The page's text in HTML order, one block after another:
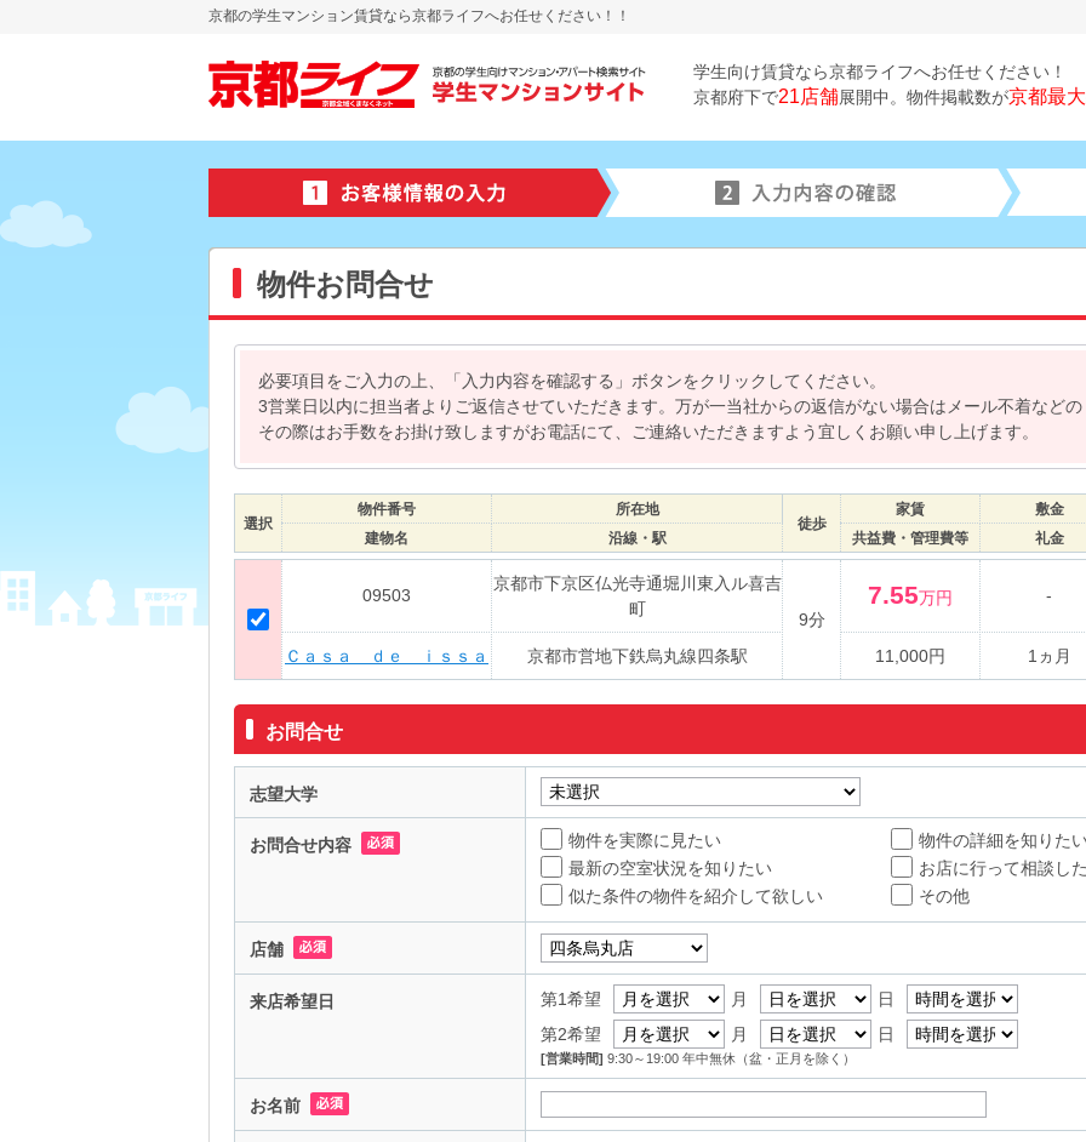
京都の学生マンション賃貸なら京都ライフへお任せください！！
学生向け賃貸なら京都ライフへお任せください！
京都府下で21店舗展開中。物件掲載数が京都最
物件お問合せ
必要項目をご入力の上、「入力内容を確認する」ボタンをクリックしてください。
3営業日以内に担当者よりご返信させていただきます。万が一当社からの返信がない場合はメール不着などの
その際はお手数をお掛け致しますがお電話にて、ご連絡いただきますよう宜しくお願い申し上げます。
選択
物件番号
所在地
徒歩
家賃 敷金
建物名
沿線・駅 共益費・管理費等 礼金
09503
京都市下京区仏光寺通堀川東入ル喜吉
町
9分
7.55万円 -
Ｃａｓａ ｄｅ ｉｓｓａ 京都市営地下鉄烏丸線四条駅 11,000円 1ヵ月
お問合せ
志望大学
お問合せ内容 物件を実際に見たい
物件の詳細を知りたい
最新の空室状況を知りたい
お店に行って相談し
似た条件の物件を紹介して欲しい
その他
店舗
来店希望日 第1希望 月
日
第2希望
月 日
[営業時間] 9:30～19:00 年中無休（盆・正月を除く）
お名前